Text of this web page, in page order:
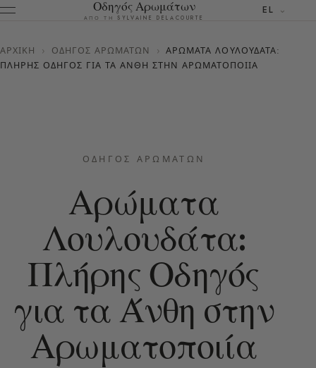
Οδηγός Αρωμάτων
ΑΠΌ ΤΗ SYLVAINE DELACOURTE
EL
ΑΡΧΙΚΉ › ΟΔΗΓΌΣ ΑΡΩΜΆΤΩΝ › ΑΡΏΜΑΤΑ ΛΟΥΛΟΥΔΆΤΑ:
ΠΛΉΡΗΣ ΟΔΗΓΌΣ ΓΙΑ ΤΑ ΆΝΘΗ ΣΤΗΝ ΑΡΩΜΑΤΟΠΟΙΊΑ
ΟΔΗΓΌΣ ΑΡΩΜΆΤΩΝ
Αρώματα
Λουλουδάτα:
Πλήρης Οδηγός
για τα Άνθη στην
Αρωματοποιία